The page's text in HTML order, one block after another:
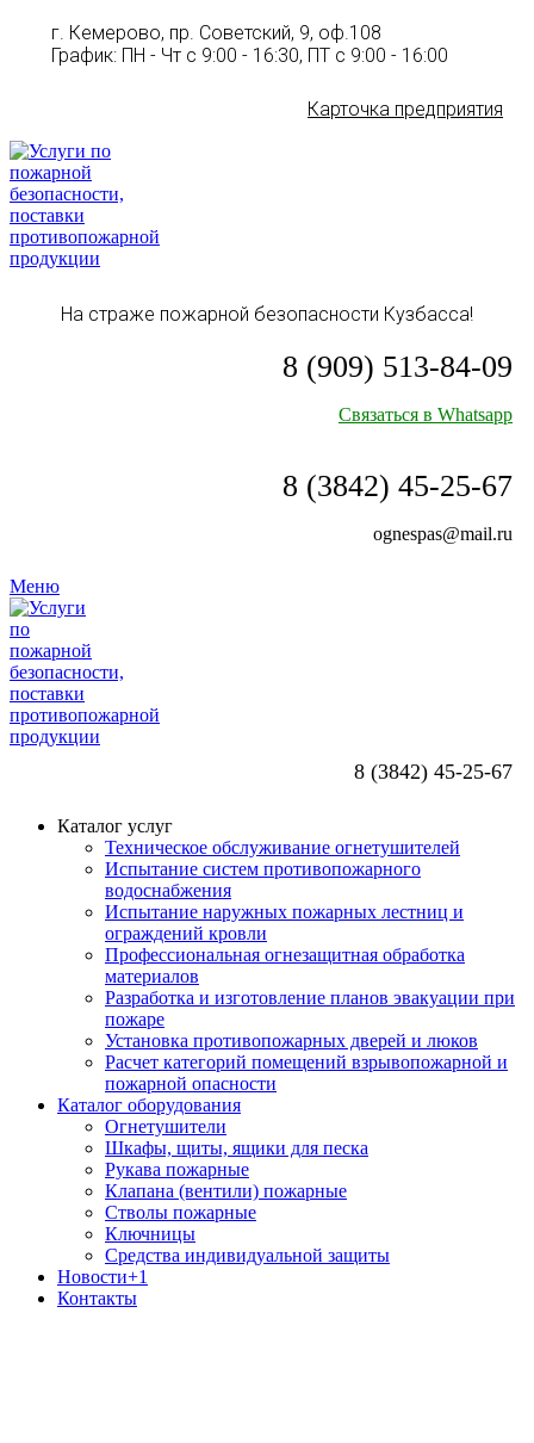
г. Кемерово, пр. Советский, 9, оф.108
График: ПН - Чт с 9:00 - 16:30, ПТ с 9:00 - 16:00
Карточка предприятия
На страже пожарной безопасности Кузбасса!
8 (909) 513-84-09
Связаться в Whatsapp
8 (3842) 45-25-67
ognespas@mail.ru
Меню
8 (3842) 45-25-67
Каталог услуг
Техническое обслуживание огнетушителей
Испытание систем противопожарного
водоснабжения
Испытание наружных пожарных лестниц и
ограждений кровли
Профессиональная огнезащитная обработка
материалов
Разработка и изготовление планов эвакуации при
пожаре
Установка противопожарных дверей и люков
Расчет категорий помещений взрывопожарной и
пожарной опасности
Каталог оборудования
Огнетушители
Шкафы, щиты, ящики для песка
Рукава пожарные
Клапана (вентили) пожарные
Стволы пожарные
Ключницы
Средства индивидуальной защиты
Новости+1
Контакты